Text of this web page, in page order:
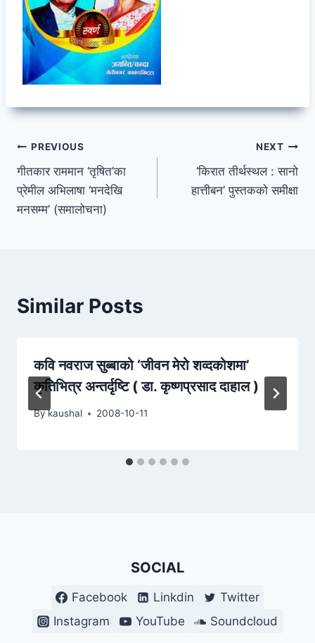
Post
navigation
PREVIOUS
गीतकार राममान ‘तृषित’का
प्रेमील अभिलाषा ‘मनदेखि
मनसम्म’ (समालोचना)
NEXT
‘किरात तीर्थस्थल : सानो
हात्तीबन’ पुस्तकको समीक्षा
Similar Posts
कवि नवराज सुब्बाको ‘जीवन मेरो शव्दकोशमा’
कृतिभित्र अन्तर्दृष्टि ( डा. कृष्णप्रसाद दाहाल )
Bykaushal 2008-10-11
SOCIAL
Facebook Linkdin
Twitter
Instagram
YouTube Soundcloud